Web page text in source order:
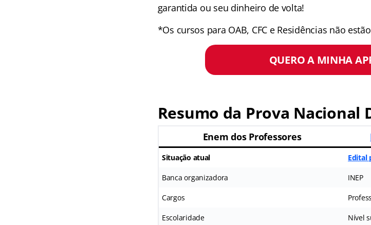
garantida ou seu dinheiro de volta!
*Os cursos para OAB, CFC e Residências não
QUERO A MINHA
Resumo da Prova Nacional
Enem dos Professores
Situação atual Edital
Banca organizadora INEP
Cargos
Escolaridade Nível